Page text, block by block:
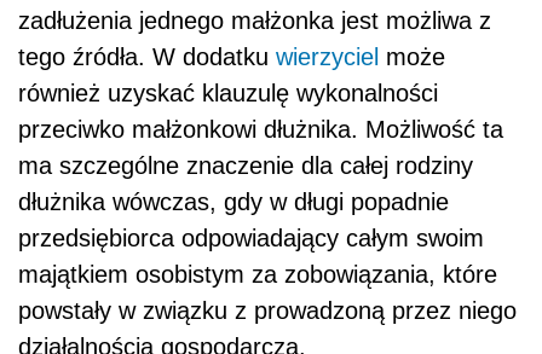
zadłużenia jednego małżonka jest możliwa z
tego źródła. W dodatku wierzyciel może
również uzyskać klauzulę wykonalności
przeciwko małżonkowi dłużnika. Możliwość ta
ma szczególne znaczenie dla całej rodziny
dłużnika wówczas, gdy w długi popadnie
przedsiębiorca odpowiadający całym swoim
majątkiem osobistym za zobowiązania, które
powstały w związku z prowadzoną przez niego
działalnością gospodarczą.